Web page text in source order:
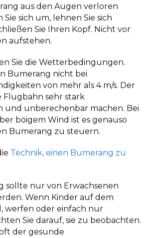
aus den Augen verloren
Sie sich um, lehnen Sie sich
Sie Ihren Kopf. Nicht vor
aufstehen.
Sie die Wetterbedingungen.
Bumerang nicht bei
von mehr als 4 m/s. Der
Flugbahn sehr stark
und unberechenbar machen. Bei
böigem Wind ist es genauso
Bumerang zu steuern.
Technik, einen Bumerang zu
sollte nur von Erwachsenen
Wenn Kinder auf dem
werfen oder einfach nur
Sie darauf, sie zu beobachten.
der gesunde